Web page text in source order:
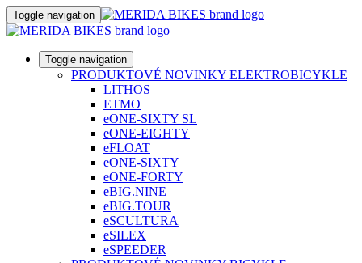
Toggle navigation
Toggle navigation
PRODUKTOVÉ NOVINKY ELEKTROBICYKLE
LITHOS
ETMO
eONE-SIXTY SL
eONE-EIGHTY
eFLOAT
eONE-SIXTY
eONE-FORTY
eBIG.NINE
eBIG.TOUR
eSCULTURA
eSILEX
eSPEEDER